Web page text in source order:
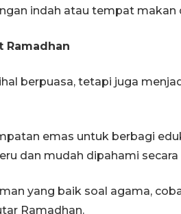
indah atau tempat makan
Ramadhan
berpuasa, tetapi juga
emas untuk berbagi
dan mudah dipahami
yang baik soal agama,
Ramadhan.